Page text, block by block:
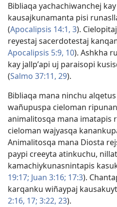
Bibliaqa yachachiwanchej
kausajkunamanta pisi
(Apocalipsis 14:1, 3).
reyestaj sacerdotestaj
Apocalipsis 5:9, 10). Ashkha
kay jallpʼapi uj paraisopi
(Salmo 37:11, 29).
Bibliaqa mana ninchu
wañupuspa cieloman
animalitosqa mana imatapis
cieloman wajyasqa
Animalitosqa mana Diosta
paypi creeyta atinkuchu,
kamachiykunasnintapis
19:17; Juan 3:16; 17:3).
karqanku wiñaypaj
2:16, 17; 3:22, 23).